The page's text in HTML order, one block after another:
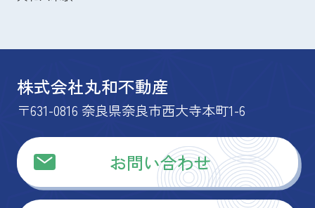
株式会社丸和不動産
〒631-0816 奈良県奈良市西大寺本町1-6
お問い合わせ